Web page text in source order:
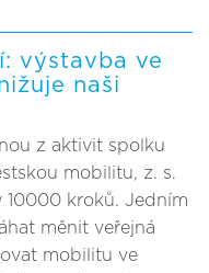
výstavba ve
naši
z aktivit spolku
mobilitu, z. s.
10000 kroků. Jedním
měnit veřejná
mobilitu ve